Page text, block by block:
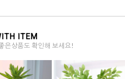
ITEM
은상품도 확인해 보세요!